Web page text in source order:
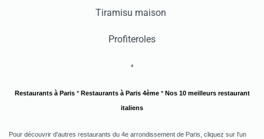
Tiramisu maison
Profiteroles
*
Restaurants à Paris* Restaurants à Paris 4ème* Nos 10 meilleurs restaurant
italiens
Pour découvrir d'autres restaurants du 4e arrondissement de Paris, cliquez sur l'un